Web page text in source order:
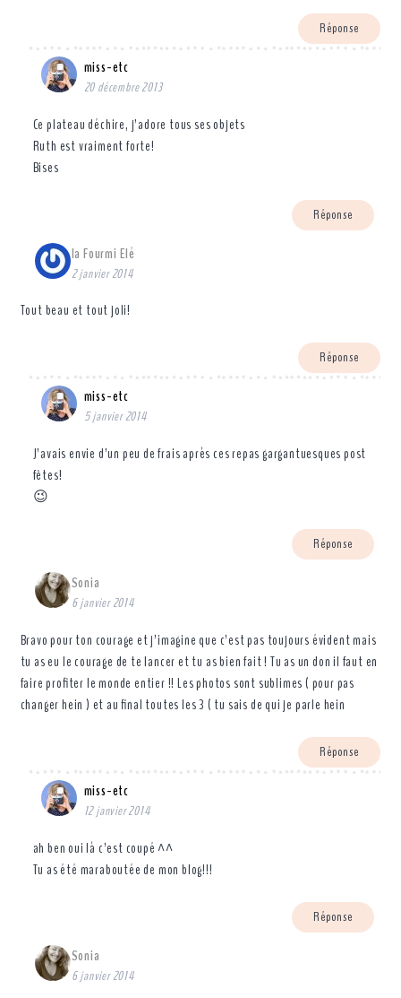
Réponse
miss-etc
20 décembre 2013
Ce plateau déchire, j’adore tous ses objets
Ruth est vraiment forte!
Bises
Réponse
la Fourmi Elé
2 janvier 2014
Tout beau et tout joli!
Réponse
miss-etc
5 janvier 2014
J’avais envie d’un peu de frais après ces repas gargantuesques post
fêtes!
😉
Réponse
Sonia
6 janvier 2014
Bravo pour ton courage et j’imagine que c’est pas toujours évident mais
tu as eu le courage de te lancer et tu as bien fait ! Tu as un don il faut en
faire profiter le monde entier !! Les photos sont sublimes ( pour pas
changer hein ) et au final toutes les 3 ( tu sais de qui je parle hein
Réponse
miss-etc
12 janvier 2014
ah ben oui là c’est coupé ^^
Tu as été maraboutée de mon blog!!!
Réponse
Sonia
6 janvier 2014